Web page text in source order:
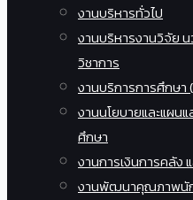
งานบริหารทั่วไป
งานบริหารงานวิจัย
วิชาการ
งานบริการการศึกษา
งานนโยบายและแผน
ศึกษา
งานการเงินการคลัง
งานพัฒนาคุณภาพนั